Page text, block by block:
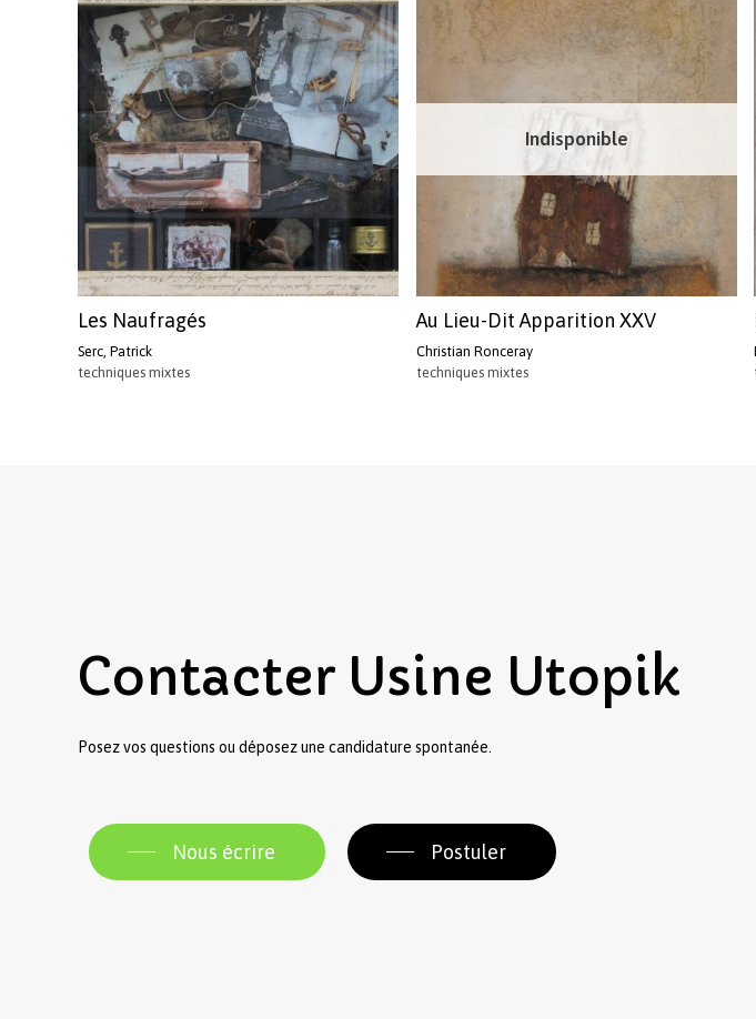
Les Naufragés
Serc, Patrick
techniques mixtes
Indisponible
Au Lieu-Dit Apparition XXV
Christian Ronceray
techniques mixtes
Contacter Usine Utopik
Posez vos questions ou déposez une candidature spontanée.
Nous écrire Postuler